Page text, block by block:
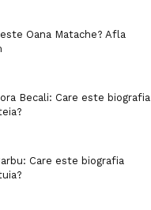
Oana Matache? Afla
Becali: Care este biografia
Care este biografia